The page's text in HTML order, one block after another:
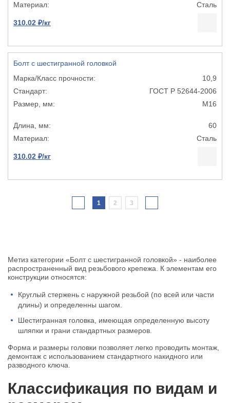
Сталь
310.02 ₽/кг
Болт с шестигранной головкой
10,9
ГОСТ Р 52644-2006
М16
60
Сталь
310.02 ₽/кг
1 2 3
Метиз категории «Болт с шестигранной головкой» - наиболее
распространенный вид резьбового крепежа. К элементам его
конструкции относятся:
Круглый стержень с наружной резьбой (по всей или части
длины) и определенны шагом.
Шестигранная головка, имеющая определенную высоту
шляпки и грани стандартных размеров.
Форма и размеры головки позволяет легко проводить монтаж,
демонтаж с использованием стандартного накидного или
разводного ключа.
Классификация по видам и